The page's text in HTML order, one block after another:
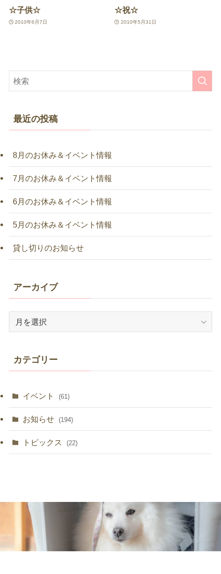
☆子供☆
2010年6月7日
☆祝☆
2010年5月31日
最近の投稿
8月のお休み＆イベント情報
7月のお休み＆イベント情報
6月のお休み＆イベント情報
5月のお休み＆イベント情報
貸し切りのお知らせ
アーカイブ
ブ
カテゴリー
イベント (61)
お知らせ (194)
トピックス (22)